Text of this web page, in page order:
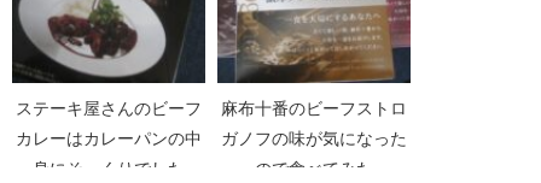
ステーキ屋さんのビーフ
カレーはカレーパンの中
身にそっくりでした
麻布十番のビーフストロ
ガノフの味が気になった
ので食べてみた